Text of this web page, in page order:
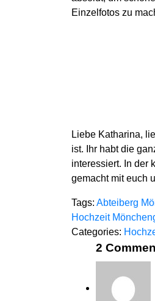
Einzelfotos zu
Liebe Katharina,
ist. Ihr habt die
interessiert. In der
gemacht mit euch
Tags: Abteiberg
Hochzeit
Categories:
2